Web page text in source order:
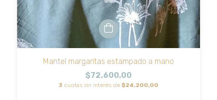
Mantel margaritas estampado a mano
$72.600,00
3 cuotas sin interés de $24.200,00